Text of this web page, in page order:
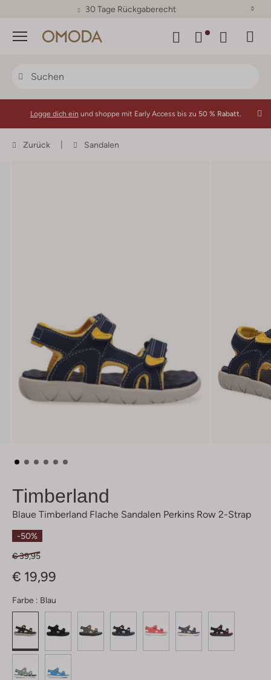
30 Tage Rückgaberecht
Menü
Logge dich ein und shoppe mit Early Access bis zu 50 % Rabatt.
Zurück Sandalen
Timberland
Blaue Timberland Flache Sandalen Perkins Row 2-Strap
-50%
€ 39,95
€ 19,99
Farbe : Blau